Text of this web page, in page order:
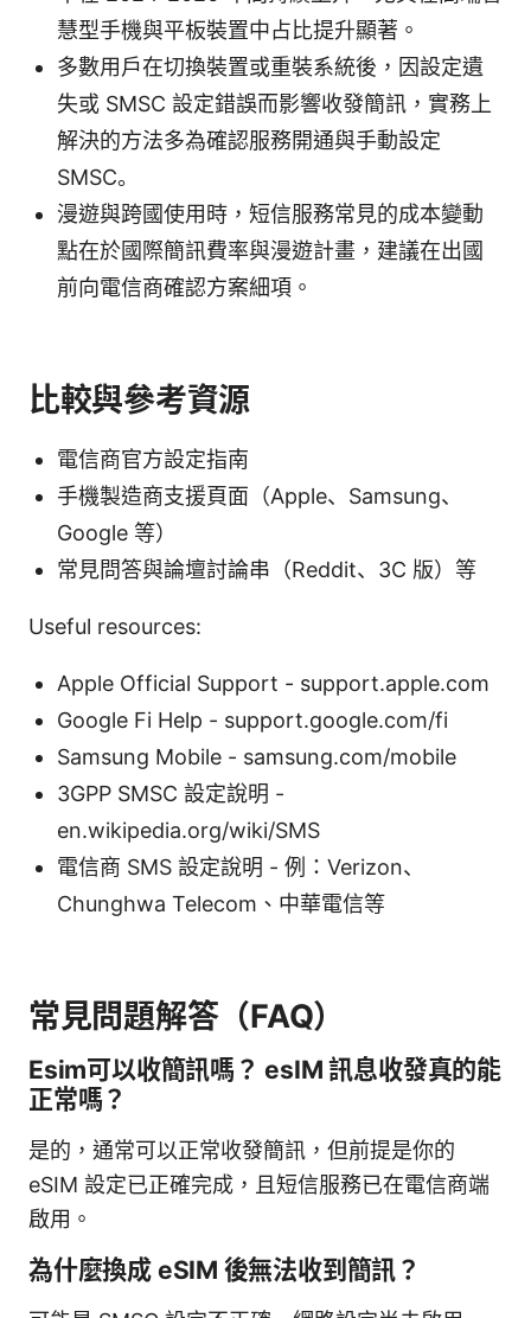
慧型手機與平板裝置中占比提升顯著。
多數用戶在切換裝置或重裝系統後，因設定遺
失或 SMSC 設定錯誤而影響收發簡訊，實務上
解決的方法多為確認服務開通與手動設定
SMSC。
漫遊與跨國使用時，短信服務常見的成本變動
點在於國際簡訊費率與漫遊計畫，建議在出國
前向電信商確認方案細項。
比較與參考資源
電信商官方設定指南
手機製造商支援頁面（Apple、Samsung、
Google 等）
常見問答與論壇討論串（Reddit、3C 版）等
Useful resources:
Apple Official Support - support.apple.com
Google Fi Help - support.google.com/fi
Samsung Mobile - samsung.com/mobile
3GPP SMSC 設定說明 -
en.wikipedia.org/wiki/SMS
電信商 SMS 設定說明 - 例：Verizon、
Chunghwa Telecom、中華電信等
常見問題解答（FAQ）
Esim可以收簡訊嗎？ esIM 訊息收發真的能
正常嗎？
是的，通常可以正常收發簡訊，但前提是你的
eSIM 設定已正確完成，且短信服務已在電信商端
啟用。
為什麼換成 eSIM 後無法收到簡訊？